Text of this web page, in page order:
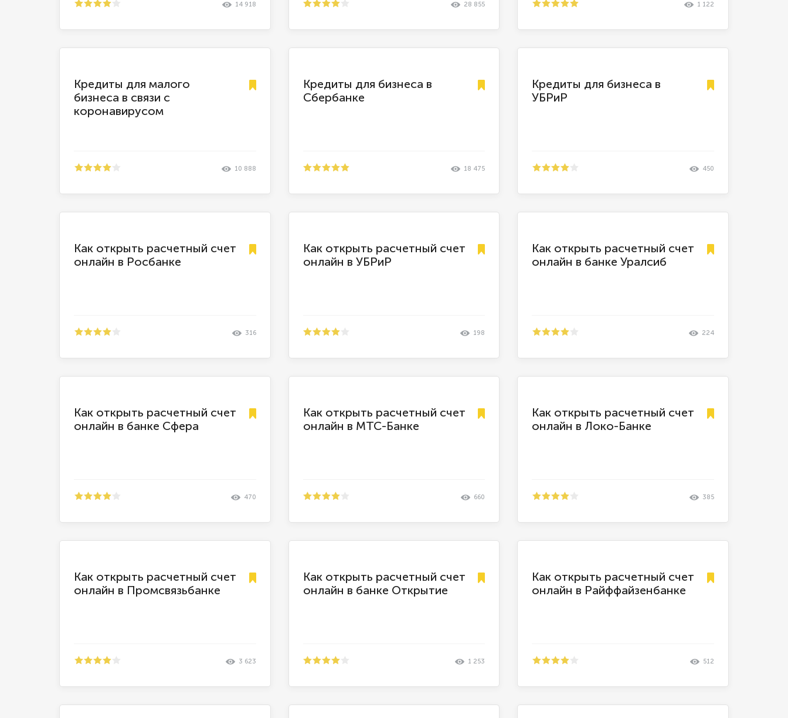
14 918 28 855 1 122
Кредиты для малого
бизнеса в связи с
коронавирусом
10 888
Кредиты для бизнеса в
Сбербанке
18 475
Кредиты для бизнеса в
УБРиР
450
Как открыть расчетный счет
онлайн в Росбанке
316
Как открыть расчетный счет
онлайн в УБРиР
198
Как открыть расчетный счет
онлайн в банке Уралсиб
224
Как открыть расчетный счет
онлайн в банке Сфера
470
Как открыть расчетный счет
онлайн в МТС-Банке
660
Как открыть расчетный счет
онлайн в Локо-Банке
385
Как открыть расчетный счет
онлайн в Промсвязьбанке
3 623
Как открыть расчетный счет
онлайн в банке Открытие
1 253
Как открыть расчетный счет
онлайн в Райффайзенбанке
512